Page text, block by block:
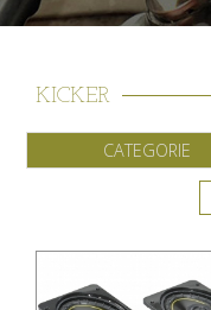
KICKER
CATEGORIE